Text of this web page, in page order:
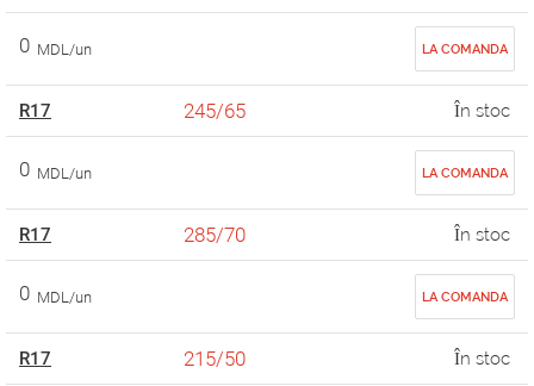
0 MDL/un LA COMANDA
R17 245/65 În stoc
0 MDL/un LA COMANDA
R17 285/70 În stoc
0 MDL/un LA COMANDA
R17 215/50 În stoc